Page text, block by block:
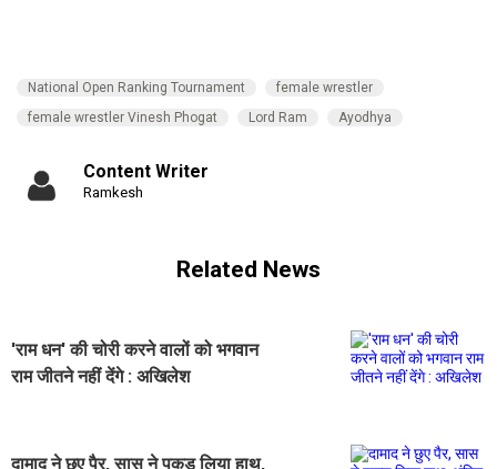
National Open Ranking Tournament
female wrestler
female wrestler Vinesh Phogat
Lord Ram Ayodhya
Content Writer
Ramkesh
Related News
'राम धन' की चोरी करने वालों को भगवान
राम जीतने नहीं देंगे : अखिलेश
दामाद ने छुए पैर, सास ने पकड़ लिया हाथ,